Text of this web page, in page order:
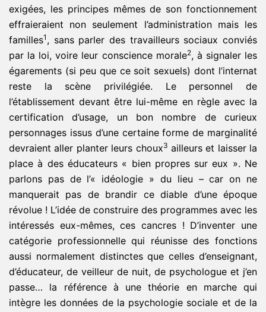
exigées, les principes mêmes de son fonctionnement
effraieraient non seulement l’administration mais les
familles1 , sans parler des travailleurs sociaux conviés
par la loi, voire leur conscience morale2, à signaler les
égarements (si peu que ce soit sexuels) dont l’internat
reste la scène privilégiée. Le personnel de
l’établissement devant être lui-même en règle avec la
certification d’usage, un bon nombre de curieux
personnages issus d’une certaine forme de marginalité
devraient aller planter leurs choux3 ailleurs et laisser la
place à des éducateurs « bien propres sur eux ». Ne
parlons pas de l’« idéologie » du lieu – car on ne
manquerait pas de brandir ce diable d’une époque
révolue ! L’idée de construire des programmes avec les
intéressés eux-mêmes, ces cancres ! D’inventer une
catégorie professionnelle qui réunisse des fonctions
aussi normalement distinctes que celles d’enseignant,
d’éducateur, de veilleur de nuit, de psychologue et j’en
passe… la référence à une théorie en marche qui
intègre les données de la psychologie sociale et de la